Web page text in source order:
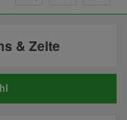
& Zelte